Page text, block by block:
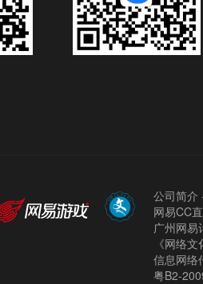
公司简介
网易CC
广州网
《网络
信息网络
粤B2-